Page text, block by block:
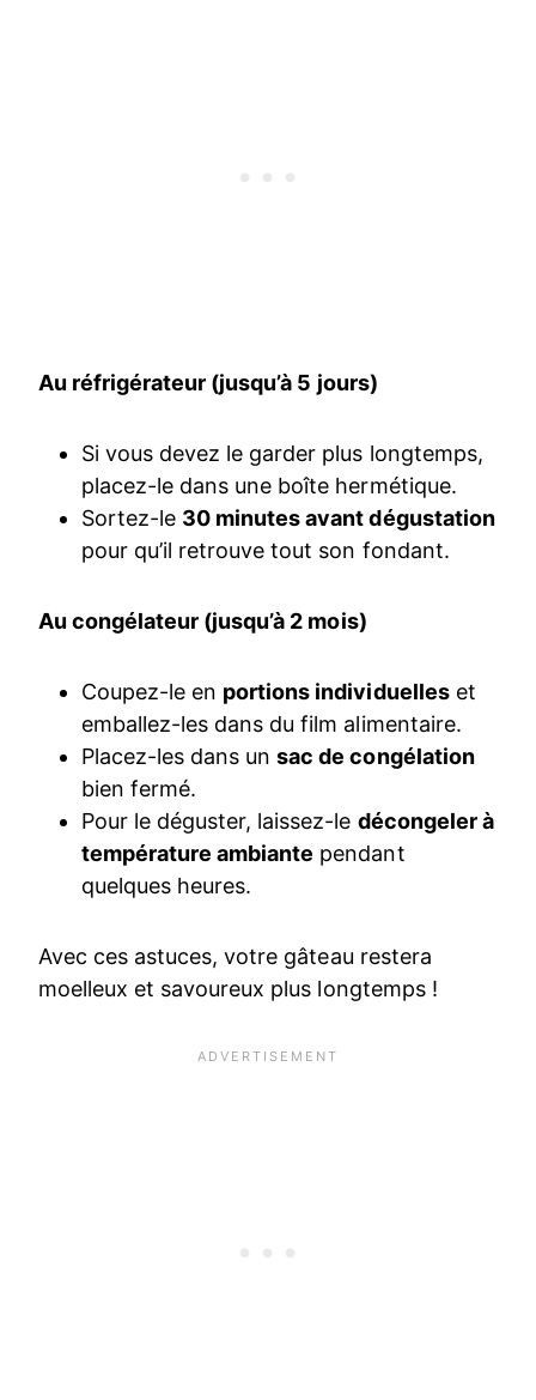
Au réfrigérateur (jusqu’à 5 jours)
Si vous devez le garder plus longtemps,
placez-le dans une boîte hermétique.
Sortez-le 30 minutes avant dégustation
pour qu’il retrouve tout son fondant.
Au congélateur (jusqu’à 2 mois)
Coupez-le en portions individuelleset
emballez-les dans du film alimentaire.
Placez-les dans unsac de congélation
bien fermé.
Pour le déguster, laissez-le décongeler à
température ambiante pendant
quelques heures.
Avec ces astuces, votre gâteau restera
moelleux et savoureux plus longtemps !